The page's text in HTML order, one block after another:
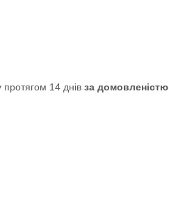
14 днів за домовленістю